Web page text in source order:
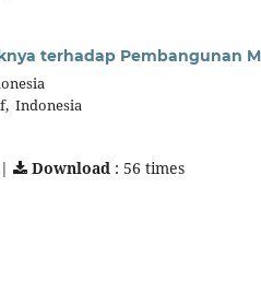
terhadap Pembangunan
Indonesia
| Download : 56 times